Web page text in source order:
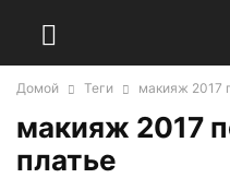
Домой Теги макияж 2017
макияж 2017
платье